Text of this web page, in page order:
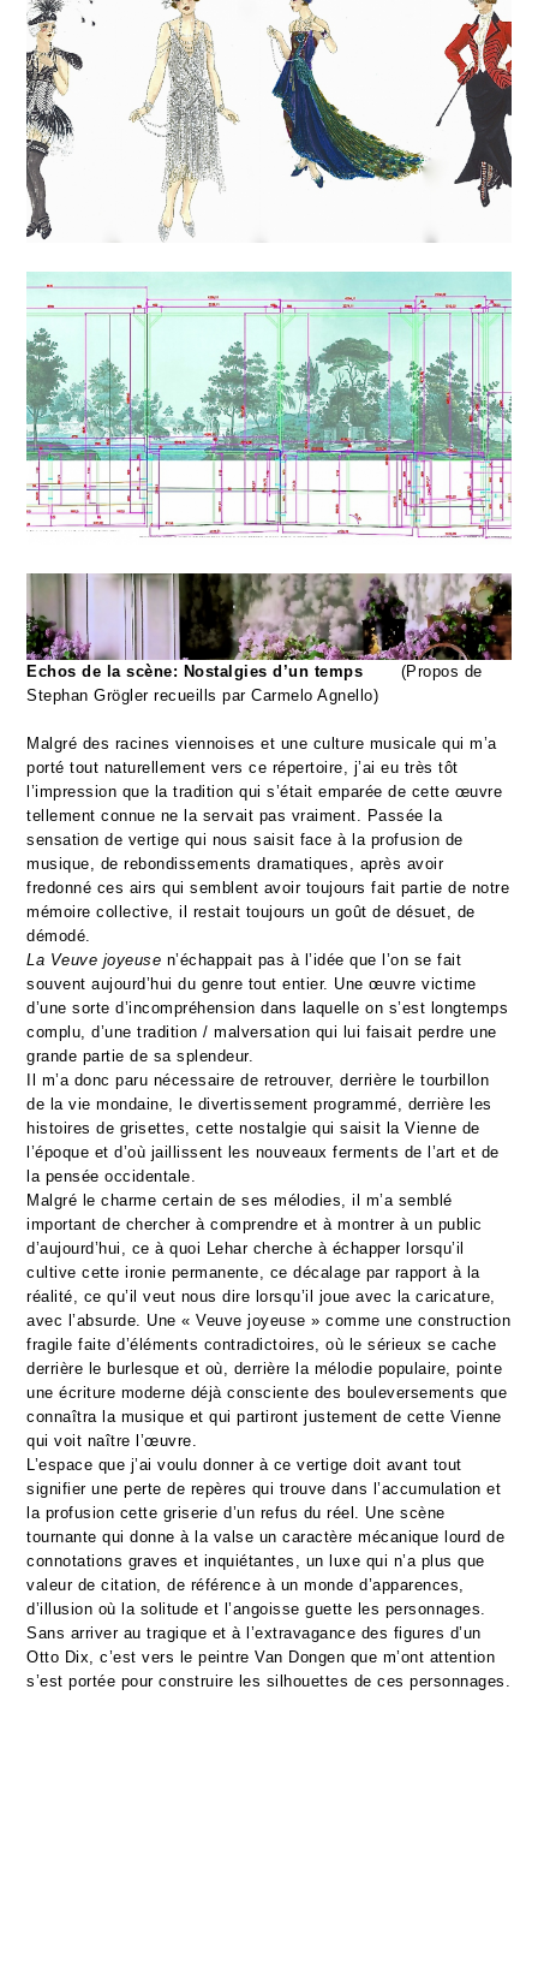
Echos de la scène: Nostalgies d’un temps (Propos de
Stephan Grögler recueills par Carmelo Agnello)
Malgré des racines viennoises et une culture musicale qui m’a
porté tout naturellement vers ce répertoire, j’ai eu très tôt
l’impression que la tradition qui s’était emparée de cette œuvre
tellement connue ne la servait pas vraiment. Passée la
sensation de vertige qui nous saisit face à la profusion de
musique, de rebondissements dramatiques, après avoir
fredonné ces airs qui semblent avoir toujours fait partie de notre
mémoire collective, il restait toujours un goût de désuet, de
démodé.
La Veuve joyeuse n’échappait pas à l’idée que l’on se fait
souvent aujourd’hui du genre tout entier. Une œuvre victime
d’une sorte d’incompréhension dans laquelle on s’est longtemps
complu, d’une tradition / malversation qui lui faisait perdre une
grande partie de sa splendeur.
Il m’a donc paru nécessaire de retrouver, derrière le tourbillon
de la vie mondaine, le divertissement programmé, derrière les
histoires de grisettes, cette nostalgie qui saisit la Vienne de
l’époque et d’où jaillissent les nouveaux ferments de l’art et de
la pensée occidentale.
Malgré le charme certain de ses mélodies, il m’a semblé
important de chercher à comprendre et à montrer à un public
d’aujourd’hui, ce à quoi Lehar cherche à échapper lorsqu’il
cultive cette ironie permanente, ce décalage par rapport à la
réalité, ce qu’il veut nous dire lorsqu’il joue avec la caricature,
avec l’absurde. Une « Veuve joyeuse » comme une construction
fragile faite d’éléments contradictoires, où le sérieux se cache
derrière le burlesque et où, derrière la mélodie populaire, pointe
une écriture moderne déjà consciente des bouleversements que
connaîtra la musique et qui partiront justement de cette Vienne
qui voit naître l’œuvre.
L’espace que j’ai voulu donner à ce vertige doit avant tout
signifier une perte de repères qui trouve dans l’accumulation et
la profusion cette griserie d’un refus du réel. Une scène
tournante qui donne à la valse un caractère mécanique lourd de
connotations graves et inquiétantes, un luxe qui n’a plus que
valeur de citation, de référence à un monde d’apparences,
d’illusion où la solitude et l’angoisse guette les personnages.
Sans arriver au tragique et à l’extravagance des figures d’un
Otto Dix, c’est vers le peintre Van Dongen que m’ont attention
s’est portée pour construire les silhouettes de ces personnages.